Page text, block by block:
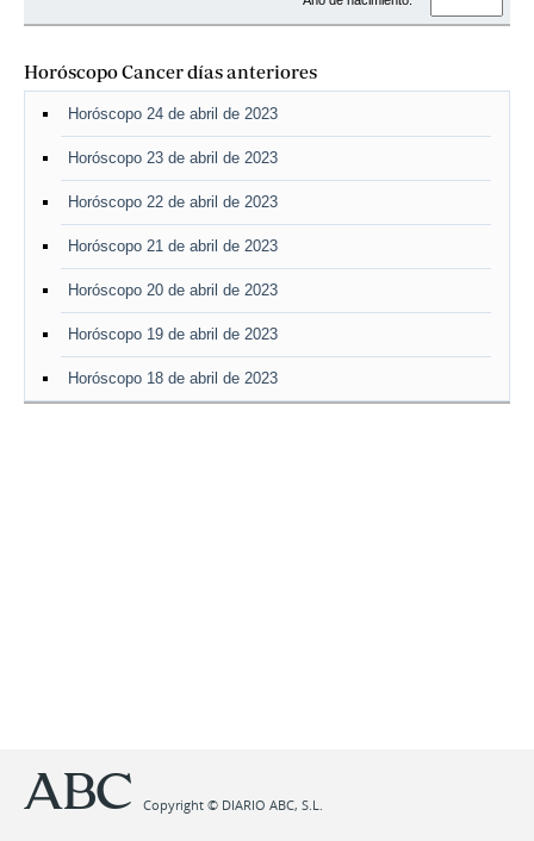
Horóscopo Cancer días anteriores
Horóscopo 24 de abril de 2023
Horóscopo 23 de abril de 2023
Horóscopo 22 de abril de 2023
Horóscopo 21 de abril de 2023
Horóscopo 20 de abril de 2023
Horóscopo 19 de abril de 2023
Horóscopo 18 de abril de 2023
Copyright © DIARIO ABC, S.L.